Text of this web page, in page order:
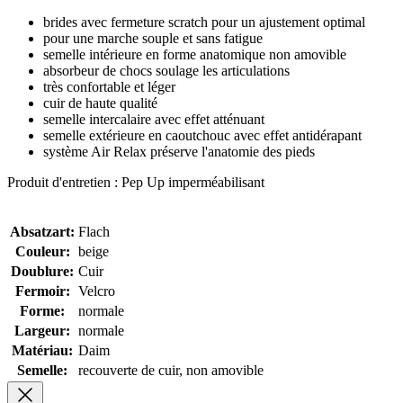
brides avec fermeture scratch pour un ajustement optimal
pour une marche souple et sans fatigue
semelle intérieure en forme anatomique non amovible
absorbeur de chocs soulage les articulations
très confortable et léger
cuir de haute qualité
semelle intercalaire avec effet atténuant
semelle extérieure en caoutchouc avec effet antidérapant
système Air Relax préserve l'anatomie des pieds
Produit d'entretien : Pep Up imperméabilisant
Absatzart: Flach
Couleur: beige
Doublure: Cuir
Fermoir: Velcro
Forme:
normale
Largeur: normale
Matériau: Daim
Semelle:
recouverte de cuir, non amovible